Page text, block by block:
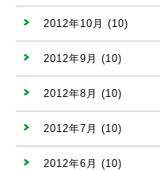
2012年10月 (10)
2012年9月 (10)
2012年8月 (10)
2012年7月 (10)
2012年6月 (10)